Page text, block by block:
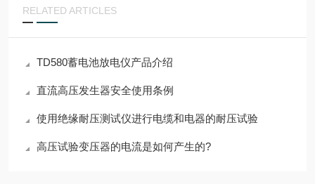
RELATED ARTICLES
TD580蓄电池放电仪产品介绍
直流高压发生器安全使用条例
使用绝缘耐压测试仪进行电缆和电器的耐压试验
高压试验变压器的电流是如何产生的?